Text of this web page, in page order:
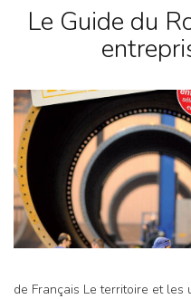
Le Guide du
de Français Le territoire et les